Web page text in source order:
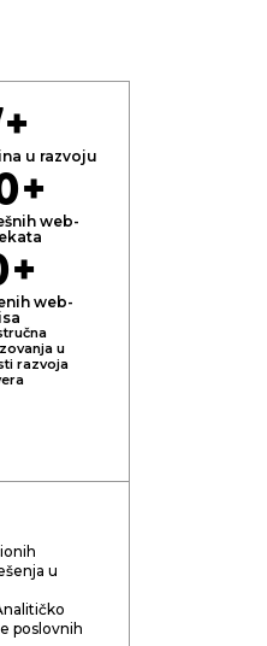
u razvoju
web-
web-
u
razvoja
u
poslovnih